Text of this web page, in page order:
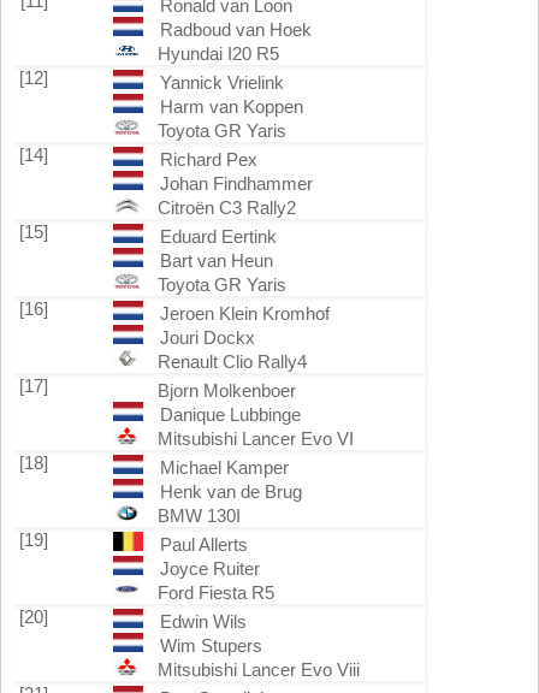
Ronald van Loon
Radboud van Hoek
Hyundai I20 R5
[12]
Yannick Vrielink
Harm van Koppen
Toyota GR Yaris
[14]
Richard Pex
Johan Findhammer
Citroën C3 Rally2
[15]
Eduard Eertink
Bart van Heun
Toyota GR Yaris
[16]
Jeroen Klein Kromhof
Jouri Dockx
Renault Clio Rally4
[17]
Bjorn Molkenboer
Danique Lubbinge
Mitsubishi Lancer Evo VI
[18]
Michael Kamper
Henk van de Brug
BMW 130I
[19]
Paul Allerts
Joyce Ruiter
Ford Fiesta R5
[20]
Edwin Wils
Wim Stupers
Mitsubishi Lancer Evo Viii